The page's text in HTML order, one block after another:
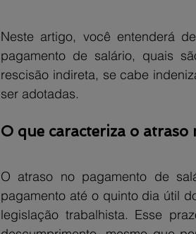
Neste artigo, você entenderá
pagamento de salário, quais
rescisão indireta, se cabe
ser adotadas.
O que caracteriza o
O atraso no pagamento de
pagamento até o quinto dia útil
legislação trabalhista. Esse